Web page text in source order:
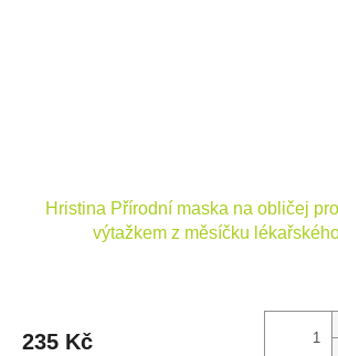
Hristina Přírodní maska na obličej
výtažkem z měsíčku
235 Kč